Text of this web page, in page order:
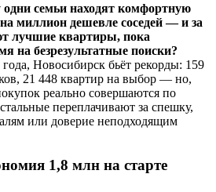
семьи находят комфортную
миллион дешевле соседей — и за
лучшие квартиры, пока
на безрезультатные поиски?
Новосибирск бьёт рекорды: 159
21 448 квартир на выбор — но,
реально совершаются по
переплачивают за спешку,
или доверие неподходящим
1,8 млн на старте